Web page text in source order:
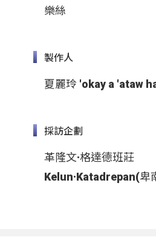
樂絲
製作人
夏麗玲 'okay a 'ataw
採訪企劃
革隆文·格達德班莊
Kelun·Katadrepan(卑